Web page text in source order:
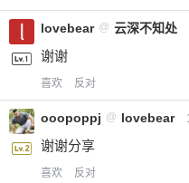
lovebear @ 云深不知处
谢谢
喜欢 反对
ooopoppj @ lovebear
谢谢分享
喜欢 反对